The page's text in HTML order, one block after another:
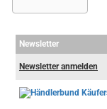
Newsletter
Newsletter anmelden